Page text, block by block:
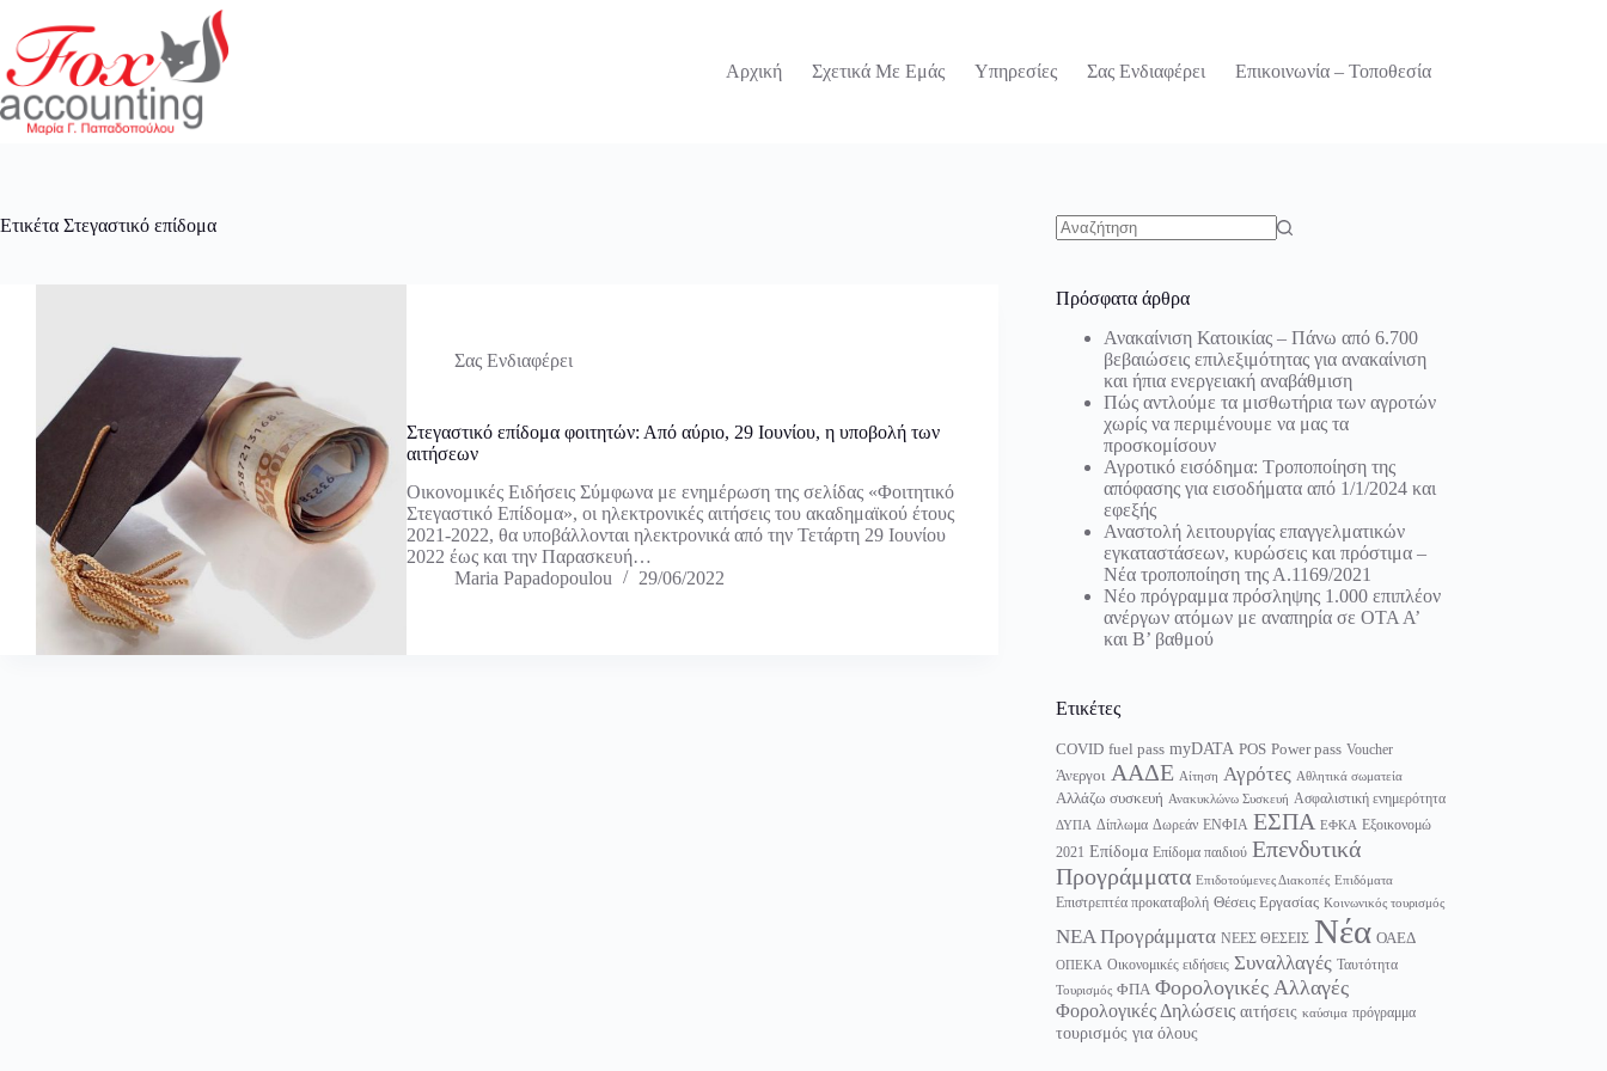
στο
περιεχόμενο
Αρχική
Σχετικά Με Εμάς Υπηρεσίες Σας Ενδιαφέρει Επικοινωνία – Τοποθεσία
Ετικέτα Στεγαστικό επίδομα
Σας Ενδιαφέρει
Στεγαστικό επίδομα φοιτητών: Από αύριο, 29 Ιουνίου, η υποβολή των
αιτήσεων
Οικονομικές Ειδήσεις Σύμφωνα με ενημέρωση της σελίδας «Φοιτητικό
Στεγαστικό Επίδομα», οι ηλεκτρονικές αιτήσεις του ακαδημαϊκού έτους
2021-2022, θα υποβάλλονται ηλεκτρονικά από την Τετάρτη 29 Ιουνίου
2022 έως και την Παρασκευή…
Maria Papadopoulou
29/06/2022
Πρόσφατα άρθρα
Ανακαίνιση Κατοικίας – Πάνω από 6.700
βεβαιώσεις επιλεξιμότητας για ανακαίνιση
και ήπια ενεργειακή αναβάθμιση
Πώς αντλούμε τα μισθωτήρια των αγροτών
χωρίς να περιμένουμε να μας τα
προσκομίσουν
Αγροτικό εισόδημα: Τροποποίηση της
απόφασης για εισοδήματα από 1/1/2024 και
εφεξής
Αναστολή λειτουργίας επαγγελματικών
εγκαταστάσεων, κυρώσεις και πρόστιμα –
Νέα τροποποίηση της Α.1169/2021
Νέο πρόγραμμα πρόσληψης 1.000 επιπλέον
ανέργων ατόμων με αναπηρία σε ΟΤΑ Α’
και Β’ βαθμού
Ετικέτες
COVID fuel pass myDATA POS Power pass Voucher
Άνεργοι ΑΑΔΕ Αίτηση Αγρότες Αθλητικά σωματεία
Αλλάζω συσκευή Ανακυκλώνω Συσκευή Ασφαλιστική ενημερότητα
ΔΥΠΑ Δίπλωμα Δωρεάν ΕΝΦΙΑ ΕΣΠΑ ΕΦΚΑ Εξοικονομώ
2021 Επίδομα Επίδομα παιδιού Επενδυτικά
Προγράμματα Επιδοτούμενες Διακοπές Επιδόματα
Επιστρεπτέα προκαταβολή Θέσεις Εργασίας Κοινωνικός τουρισμός
ΝΕΑ Προγράμματα ΝΕΕΣ ΘΕΣΕΙΣ Νέα ΟΑΕΔ
ΟΠΕΚΑ Οικονομικές ειδήσεις Συναλλαγές Ταυτότητα
Τουρισμός ΦΠΑ Φορολογικές Αλλαγές
Φορολογικές Δηλώσεις αιτήσεις καύσιμα πρόγραμμα
τουρισμός για όλους